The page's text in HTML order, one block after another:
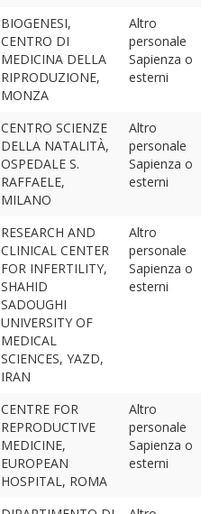
BIOGENESI,
CENTRO DI
MEDICINA DELLA
RIPRODUZIONE,
MONZA
Altro
personale
Sapienza o
esterni
CENTRO SCIENZE
DELLA NATALITÀ,
OSPEDALE S.
RAFFAELE,
MILANO
Altro
personale
Sapienza o
esterni
RESEARCH AND
CLINICAL CENTER
FOR INFERTILITY,
SHAHID
SADOUGHI
UNIVERSITY OF
MEDICAL
SCIENCES, YAZD,
IRAN
Altro
personale
Sapienza o
esterni
CENTRE FOR
REPRODUCTIVE
MEDICINE,
EUROPEAN
HOSPITAL, ROMA
Altro
personale
Sapienza o
esterni